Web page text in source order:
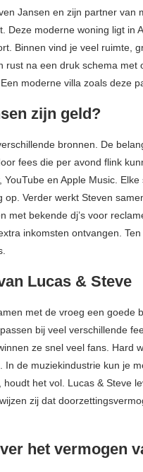
Jansen en zijn partner
Deze moderne woning ligt in
Binnen vind je veel ruimte,
rust na een druk schema
moderne villa zoals deze
zijn geld?
bronnen. De
fees die per avond flink
en Apple Music.
Verder werkt Steven
met bekende dj’s voor
inkomsten ontvangen.
Lucas & Steve
met de vroeg een goede
bij veel verschillende
ze snel veel fans. Hard
de muziekindustrie kun je
het vol. Lucas & Steve
zij dat
het vermogen